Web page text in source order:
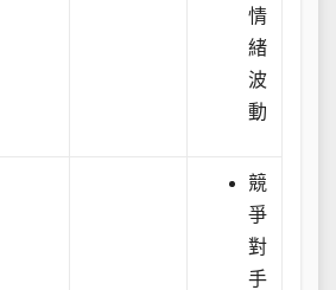
情
緒
波
動
競
爭
對
手